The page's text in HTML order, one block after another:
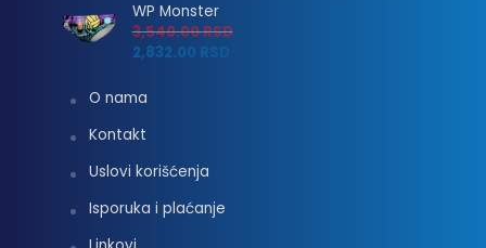
WP Monster
3,540.00RSD
2,832.00 RSD
O nama
Kontakt
Uslovi korišćenja
Isporuka i plaćanje